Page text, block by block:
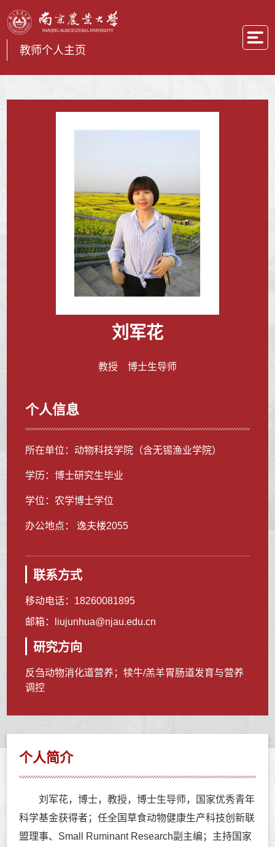
教师个人主页
刘军花
教授 博士生导师
个人信息
所在单位：动物科技学院（含无锡渔业学院）
学历：博士研究生毕业
学位：农学博士学位
办公地点： 逸夫楼2055
联系方式
移动电话： 18260081895
邮箱：
liujunhua@njau.edu.cn
研究方向
反刍动物消化道营养；犊牛/羔羊胃肠道发育与营养
调控
个人简介
刘军花，博士，教授，博士生导师，国家优秀青年
科学基金获得者；任全国草食动物健康生产科技创新联
盟理事、Small Ruminant Research副主编；主持国家